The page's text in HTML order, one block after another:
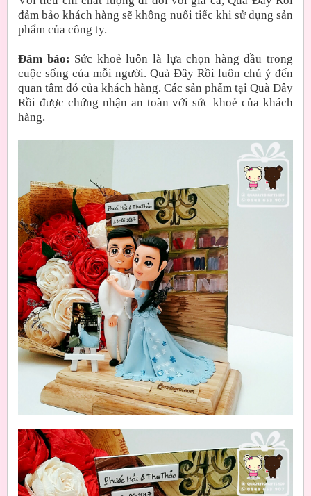
đảm bảo khách hàng sẽ không nuối tiếc khi sử dụng sản
phẩm của công ty.
Đảm bảo: Sức khoẻ luôn là lựa chọn hàng đầu trong
cuộc sống của mỗi người. Quà Đây Rồi luôn chú ý đến
quan tâm đó của khách hàng. Các sản phẩm tại Quà Đây
Rồi được chứng nhận an toàn với sức khoẻ của khách
hàng.